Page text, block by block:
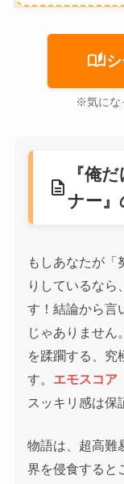
auto_stories
※気にな
description
『俺
ナー
もしあなたが「
りしているなら
す！結論から言
じゃありません
を蹂躙する、究
す。 エモスコア
スッキリ感は保
物語は、超高難
界を侵食すると